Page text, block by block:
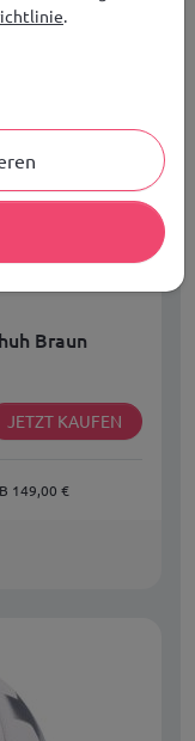
Braun
JETZT KAUFEN
149,00 €
.